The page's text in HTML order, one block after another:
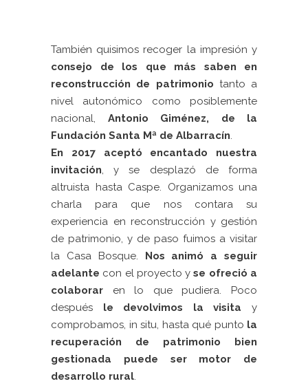
También quisimos recoger la impresión y
consejo de los que más saben en
reconstrucción de patrimonio tanto a
nivel autonómico como posiblemente
nacional, Antonio Giménez, de la
Fundación Santa Mª de Albarracín.
En 2017 aceptó encantado nuestra
invitación, y se desplazó de forma
altruista hasta Caspe. Organizamos una
charla para que nos contara su
experiencia en reconstrucción y gestión
de patrimonio, y de paso fuimos a visitar
la Casa Bosque. Nos animó a seguir
adelante con el proyecto yse ofreció a
colaborar en lo que pudiera. Poco
después le devolvimos la visita y
comprobamos, in situ, hasta qué punto la
recuperación de patrimonio bien
gestionada puede ser motor de
desarrollo rural.